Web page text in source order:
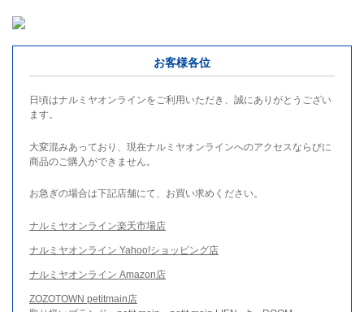
お客様各位
日頃はナルミヤオンラインをご利用いただき、誠にありがとうござい
ます。
大変混みあっており、現在ナルミヤオンラインへのアクセスならびに
商品のご購入ができません。
お急ぎの場合は下記店舗にて、お買い求めください。
ナルミヤオンライン楽天市場店
ナルミヤオンライン Yahoo!ショッピング店
ナルミヤオンライン Amazon店
ZOZOTOWN petitmain店